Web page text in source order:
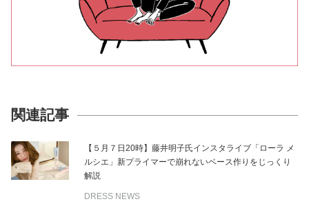
関連記事
【５月７日20時】藤井明子氏インスタライブ「ローラ メ
ルシエ」新プライマーで崩れないベース作りをじっくり
解説
DRESS NEWS